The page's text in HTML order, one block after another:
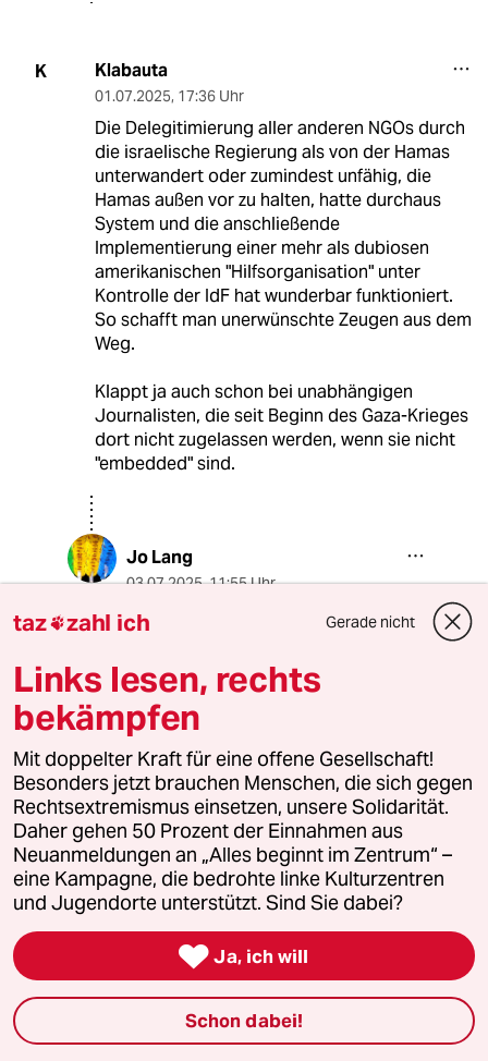
K Klabauta
01.07.2025, 17:36 Uhr
Die Delegitimierung aller anderen NGOs durch
die israelische Regierung als von der Hamas
unterwandert oder zumindest unfähig, die
Hamas außen vor zu halten, hatte durchaus
System und die anschließende
Implementierung einer mehr als dubiosen
amerikanischen "Hilfsorganisation" unter
Kontrolle der IdF hat wunderbar funktioniert.
So schafft man unerwünschte Zeugen aus dem
Weg.
Klappt ja auch schon bei unabhängigen
Journalisten, die seit Beginn des Gaza-Krieges
dort nicht zugelassen werden, wenn sie nicht
"embedded" sind.
Jo Lang
03.07.2025,11:55 Uhr
@Klabauta:
Genau. Und erinnern wir uns, WFP
bekam vor ein paar Jahren den
Nobelpreis, für seinen Kampf gegen
Hunger und den Missbrauch von
Hunger als politische Waffe.
M MaCo
01.07.2025 , 15:03 Uhr
Eine naheliegende Lösung für die humanitäre
Krise im Gaza Streifen wäre die Öffnung der
das Gebiet verlassen möchten. Ägypten hat
das Territorium des Gaza Streifens 1948/49
militärisch geschaffen und bis 1967 verwaltet
ohne die dort lebenden Menschen rechtlich zu
integrieren. Allein zur Linderung des
taz zahl ich Gerade nicht
Links lesen, rechts
bekämpfen
Mit doppelter Kraft für eine offene Gesellschaft!
Besonders jetzt brauchen Menschen, die sich gegen
Rechtsextremismus einsetzen, unsere Solidarität.
Daher gehen 50 Prozent der Einnahmen aus
Neuanmeldungen an „Alles beginnt im Zentrum“ –
eine Kampagne, die bedrohte linke Kulturzentren
und Jugendorte unterstützt. Sind Sie dabei?
 Ja, ich will
Schon dabei!